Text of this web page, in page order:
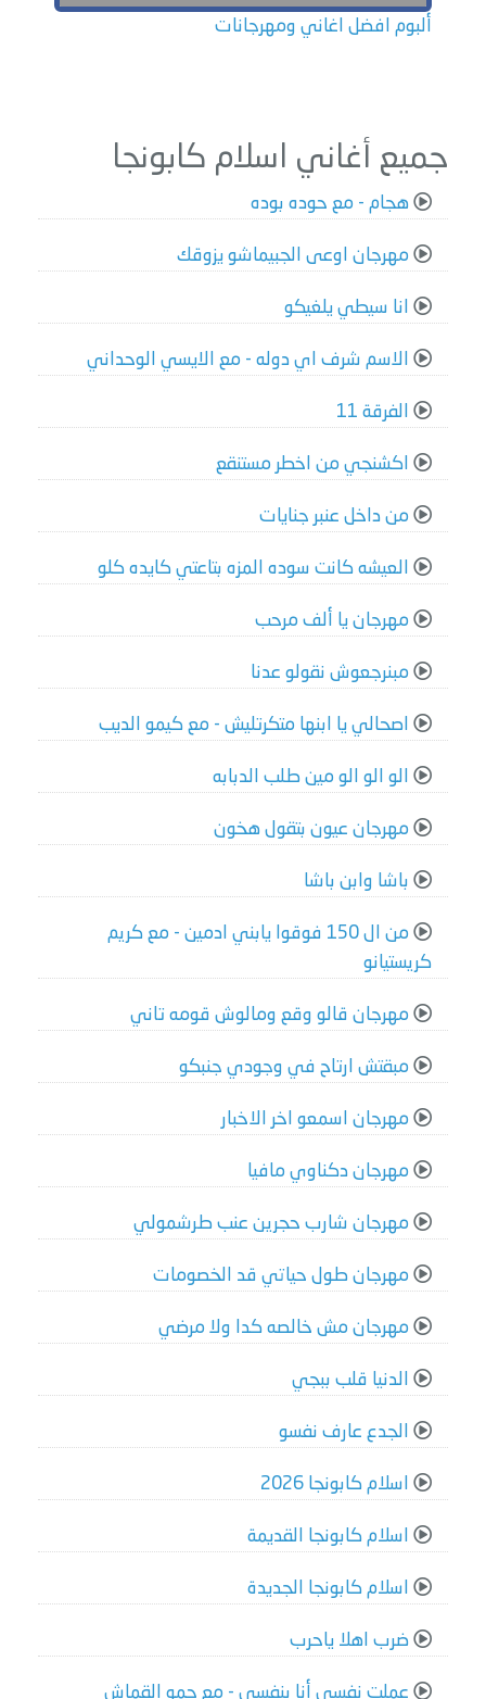
ألبوم افضل اغاني ومهرجانات
جميع أغاني اسلام كابونجا
هجام - مع حوده بوده
مهرجان اوعى الجبيماشو يزوقك
انا سيطي يلغيكو
الاسم شرف اي دوله - مع الايسي الوحداني
الفرقة 11
اكشنجي من اخطر مستنقع
من داخل عنبر جنايات
العيشه كانت سوده المزه بتاعتي كايده كلو
مهرجان يا ألف مرحب
مبنرجعوش نقولو عدنا
اصحالي يا ابنها متكرتليش - مع كيمو الديب
الو الو الو مين طلب الدبابه
مهرجان عيون بتقول هخون
باشا وابن باشا
من ال 150 فوقوا يابني ادمين - مع كريم
كريستيانو
مهرجان قالو وقع ومالوش قومه تاني
مبقتش ارتاح في وجودي جنبكو
مهرجان اسمعو اخر الاخبار
مهرجان دكناوي مافيا
مهرجان شارب حجرين عنب طرشمولي
مهرجان طول حياتي قد الخصومات
مهرجان مش خالصه كدا ولا مرضي
الدنيا قلب ببجي
الجدع عارف نفسو
اسلام كابونجا 2026
اسلام كابونجا القديمة
اسلام كابونجا الجديدة
ضرب اهلا ياحرب
عملت نفسي أنا بنفسي - مع حمو القماش